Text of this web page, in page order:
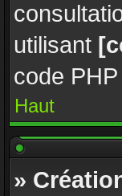
utilisant
code
Haut
»